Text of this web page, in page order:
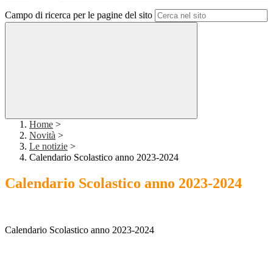
Campo di ricerca per le pagine del sito
Home >
Novità >
Le notizie >
Calendario Scolastico anno 2023-2024
Calendario Scolastico anno 2023-2024
Calendario Scolastico anno 2023-2024